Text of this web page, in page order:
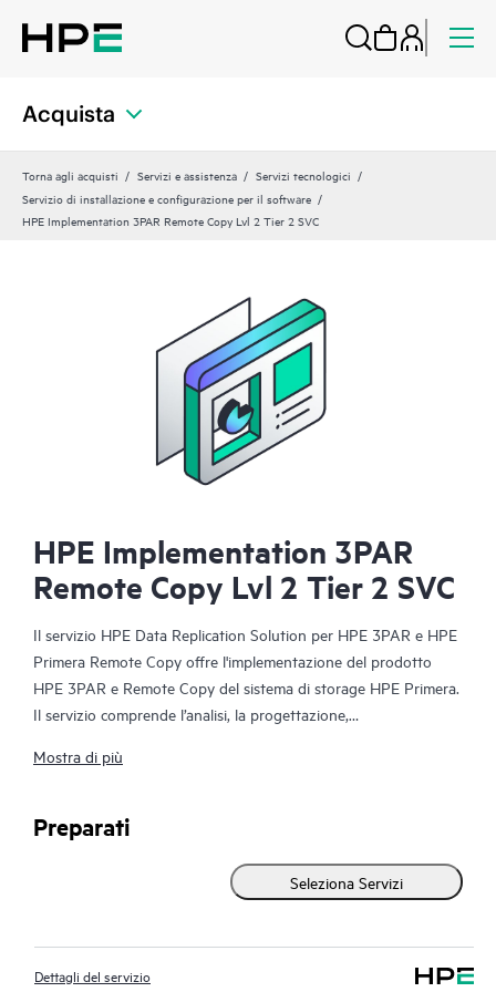
Acquista
Torna agli acquisti Servizi e assistenza
Servizi tecnologici
Servizio di installazione e configurazione per il software
HPE Implementation 3PAR Remote Copy Lvl 2 Tier 2 SVC
HPE Implementation 3PAR
Remote Copy Lvl 2 Tier 2 SVC
Il servizio HPE Data Replication Solution per HPE 3PAR e HPE
Primera Remote Copy offre l'implementazione del prodotto
HPE 3PAR e Remote Copy del sistema di storage HPE Primera.
Il servizio comprende l’analisi, la progettazione,
funzionalità Remote Copy.
HPE Remote Copy offre un livello superiore di disponibilità e di
protezione del disaster recovery. Per garantire implementazioni
rapide ed economicamente vantaggiose al fine di ridurre i costi
e velocizzare il raggiungimento dei risultati, i professionisti dei
attività associate ai processi di implementazione. Il servizio è
disponibile in tre livelli, che variano dall’installazione e
Mostra di più
Preparati
Seleziona Servizi
Dettagli del servizio